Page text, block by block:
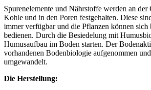
Spurenelemente und Nährstoffe werden an der
Kohle und in den Poren festgehalten. Diese
immer verfügbar und die Pflanzen können sich
bedienen. Durch die Besiedelung mit
Humusaufbau im Boden starten. Der
vorhandenen Bodenbiologie aufgenommen
umgewandelt.
Die Herstellung: